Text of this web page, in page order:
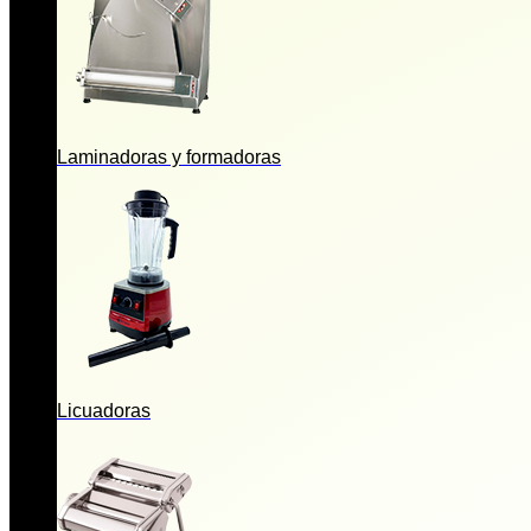
Laminadoras y formadoras
Licuadoras